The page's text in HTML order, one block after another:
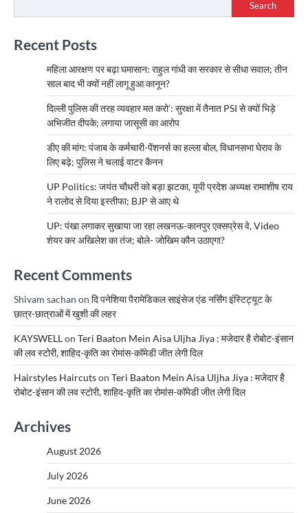
Search
Recent Posts
महिला आरक्षण पर बढ़ा घमासान: राहुल गांधी का सरकार से सीधा सवाल; तीन
साल बाद भी क्यों नहीं लागू हुआ कानून?
दिल्ली पुलिस की तरह व्यवहार मत करो’: सुरक्षा में तैनात PSI से क्यों भिड़े
अभिजीत दीपके; लगाया जासूसी का आरोप
डीए की मांग: पंजाब के कर्मचारी-पेंशनर्स का हल्ला बोल, विधानसभा घेराव के
लिए बढ़े; पुलिस ने चलाई वाटर कैनन
UP Politics: जयंत चौधरी को बड़ा झटका, यूपी प्रदेश अध्यक्ष रामाशीष राय
ने रालोद से दिया इस्तीफा; BJP से आए थे
UP: पंखा लगाकर सुखाया जा रहा लखनऊ-कानपुर एक्सप्रेस वे, Video
शेयर कर अखिलेश का तंज; बोले- जोखिम कौन उठाएगा?
Recent Comments
Shivam sachan on दि पनेशिया पैरामेडिकल साइंसेज एंड नर्सिंग इंस्टिट्यूट के
छात्र-छात्राओं में खुशी की लहर
KAYSWELLon Teri Baaton Mein Aisa Uljha Jiya : मजेदार है रोबोट-इंसान
की लव स्टोरी, शाहिद-कृति का रोमांस-कॉमेडी जीत लेगी दिल
Hairstyles Haircutson Teri Baaton Mein Aisa Uljha Jiya : मजेदार है
रोबोट-इंसान की लव स्टोरी, शाहिद-कृति का रोमांस-कॉमेडी जीत लेगी दिल
Archives
August 2026
July 2026
June 2026